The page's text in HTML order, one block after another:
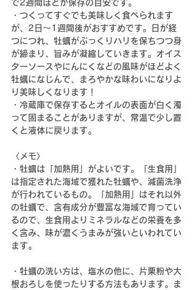
で2週間ほどが保存の目安です。
・つくってすぐでも美味しく食べられます
が、2日〜1週間後がおすすめです。
日が経
つにつれ、牡蠣がぷっくりハリを保ちつつ身
が締まり、旨みが凝縮していきます。オイス
ターソースやにんにくなどの風味がほどよく
牡蠣になじんで、まろやかな味わいになりよ
り美味しくなります！
・冷蔵庫で保存するとオイルの表面が白く濁
って固まることがありますが、常温で少し置
くと液体に戻ります。
〈メモ〉
・牡蠣は「加熱用」がよいです。「 生食用」
は指定された海域で獲れた牡蠣や、減菌洗浄
が行われているもの。
「加熱用」はそれ以外
の牡蠣で、含有成分が豊富な海域で育ってい
るので、生食用よりミネラルなどの栄養を多
く含み、味が濃くうまみが強いといわれてい
ます。
・牡蠣の洗い方は、塩水の他に、
片栗粉や大
根おろしを使ったりする方法もあります。ま